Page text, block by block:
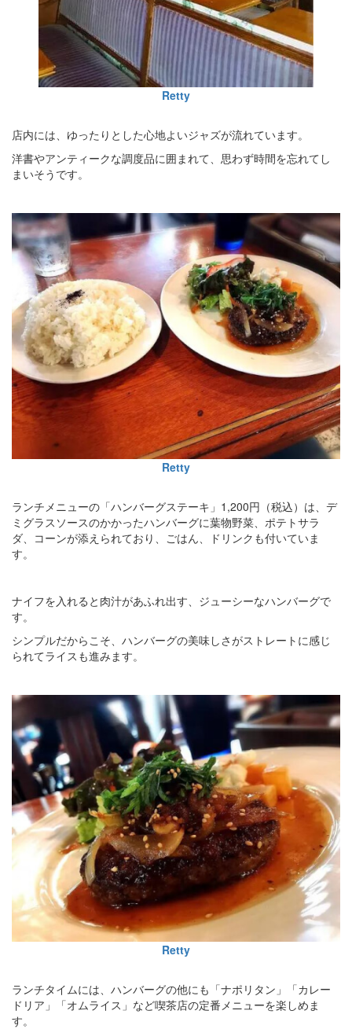
Retty
店内には、ゆったりとした心地よいジャズが流れています。
洋書やアンティークな調度品に囲まれて、思わず時間を忘れてし
まいそうです。
Retty
ランチメニューの「ハンバーグステーキ」1,200円（税込）は、デ
ミグラスソースのかかったハンバーグに葉物野菜、ポテトサラ
ダ、コーンが添えられており、ごはん、ドリンクも付いていま
す。
ナイフを入れると肉汁があふれ出す、ジューシーなハンバーグで
す。
シンプルだからこそ、ハンバーグの美味しさがストレートに感じ
られてライスも進みます。
Retty
ランチタイムには、ハンバーグの他にも「ナポリタン」「カレー
ドリア」「オムライス」など喫茶店の定番メニューを楽しめま
す。